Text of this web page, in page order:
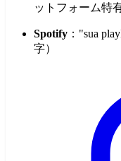
ットフォーム特
Spotify ："sua
字）